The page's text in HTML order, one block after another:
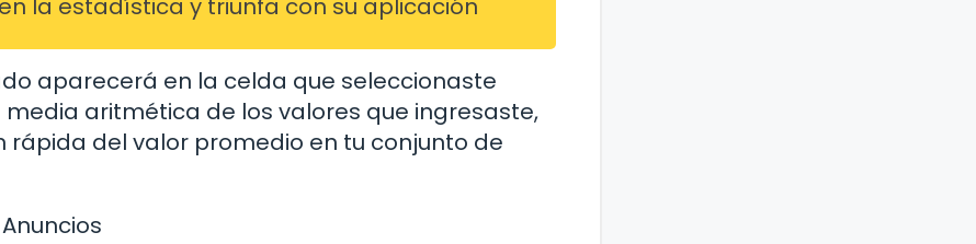
la estadística y triunfa con su aplicación
aparecerá en la celda que seleccionaste
aritmética de los valores que ingresaste,
del valor promedio en tu conjunto de
Anuncios